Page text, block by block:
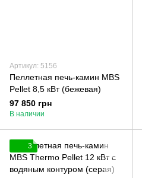
Артикул: 5156
Пеллетная печь-камин MBS
Pellet 8,5 кВт (бежевая)
97 850 грн
В наличии
3